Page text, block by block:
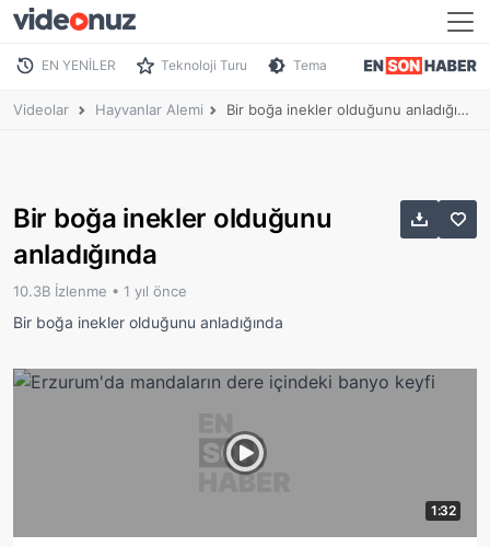
EN YENİLER Teknoloji Turu Tema
Videolar Hayvanlar Alemi Bir boğa inekler olduğunu anladığında
Bir boğa inekler olduğunu
anladığında
10.3B İzlenme • 1 yıl önce
Bir boğa inekler olduğunu anladığında
1:32